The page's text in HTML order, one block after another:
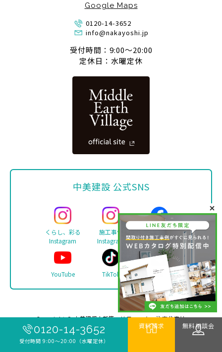
0120-14-3652
受付時間 9:00〜20:00（水曜定休）
資料請求 無料相談会
Google Maps
0120-14-3652
info@nakayoshi.jp
受付時間：9:00〜20:00
定休日：水曜定休
中美建設 公式SNS
くらし、彩る
Instagram
施工事例
Instagram
Facebook
YouTube TikTok LINE
Copyright ©中美建設 | 新築・リフォーム・注文住宅は
伊勢市の工務店 中美建設
. All rights reserved.